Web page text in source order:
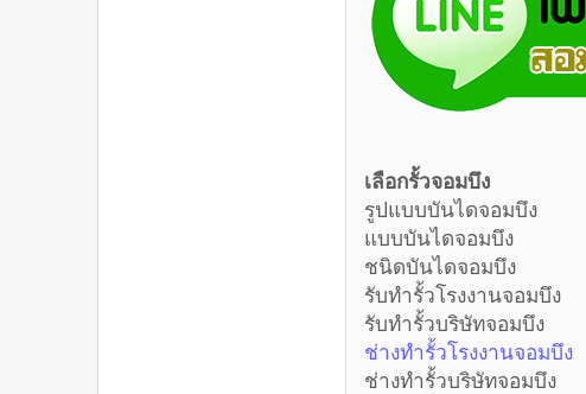
เลือกรั้วจอมบึง
รูปแบบบันได
แบบบันไดจอ
ชนิดบันไดจอ
รับทำรั้วโรงงา
รับทำรั้วบริษัท
ช่างทำรั้วโรงง
ช่างทำรั้วบริษั